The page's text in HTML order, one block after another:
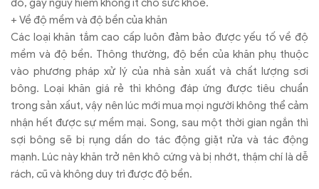
đỏ, gây nguy hiểm không ít cho sức khỏe.
+ Về độ mềm và độ bền của khăn
Các loại khăn tắm cao cấp luôn đảm bảo được yếu tố về độ
mềm và độ bền. Thông thường, độ bền của khăn phụ thuộc
vào phương pháp xử lý của nhà sản xuất và chất lượng sơi
bông. Loại khăn giá rẻ thì không đáp ứng được tiêu chuẩn
trong sản xấut, vậy nên lúc mới mua mọi người không thể cảm
nhận hết được sự mềm mại. Song, sau một thời gian ngắn thì
sợi bông sẽ bị rụng dần do tác động giặt rửa và tác động
mạnh. Lúc này khăn trở nên khô cứng và bị nhớt, thậm chí là dễ
rách, cũ và không duy trì được độ bền.